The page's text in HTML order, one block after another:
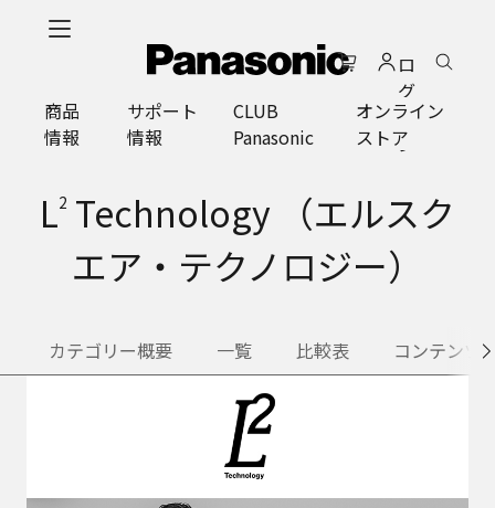
ロ
グ
イ
ン
商品
情報
サポート
情報
CLUB
Panasonic
オンライン
ストア
L2 Technology （エルスク
エア・テクノロジー）
カテゴリー概要 一覧 比較表 コンテンツ